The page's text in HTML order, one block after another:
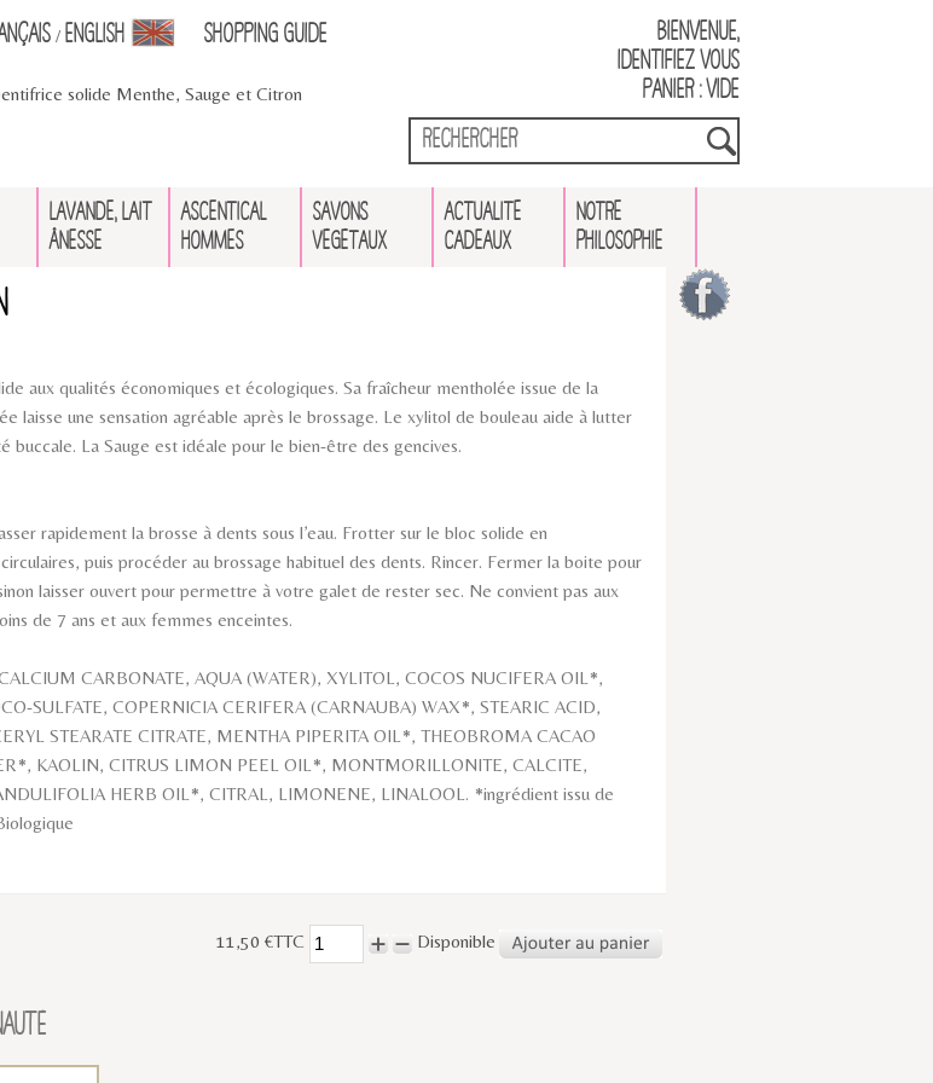
/ English Shopping Guide
solide Menthe, Sauge et Citron
Bienvenue,
identifiez vous
Panier : vide
LAVANDE, LAIT
ÂNESSE
ASCENTICAL
HOMMES
SAVONS
VÉGÉTAUX
ACTUALITÉ
CADEAUX
NOTRE
PHILOSOPHIE
aux qualités économiques et écologiques. Sa fraîcheur mentholée issue de la
laisse une sensation agréable après le brossage. Le xylitol de bouleau aide à lutter
buccale. La Sauge est idéale pour le bien-être des gencives.
rapidement la brosse à dents sous l’eau. Frotter sur le bloc solide en
puis procéder au brossage habituel des dents. Rincer. Fermer la boite pour
laisser ouvert pour permettre à votre galet de rester sec. Ne convient pas aux
de 7 ans et aux femmes enceintes.
CARBONATE, AQUA (WATER), XYLITOL, COCOS NUCIFERA OIL*,
SULFATE, COPERNICIA CERIFERA (CARNAUBA) WAX*, STEARIC ACID,
STEARATE CITRATE, MENTHA PIPERITA OIL*, THEOBROMA CACAO
KAOLIN, CITRUS LIMON PEEL OIL*, MONTMORILLONITE, CALCITE,
HERB OIL*, CITRAL, LIMONENE, LINALOOL. *ingrédient issu de
11,50 €TTC Disponible